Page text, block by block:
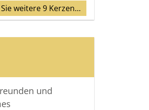
weitere 9 Kerzen…
und